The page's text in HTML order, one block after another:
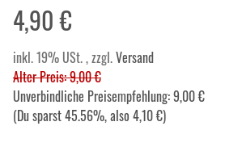
4,90 €
inkl. 19% USt. , zzgl.Versand
Alter Preis: 9,00 €
Unverbindliche Preisempfehlung:9,00 €
(Du sparst45.56%, also 4,10 €)